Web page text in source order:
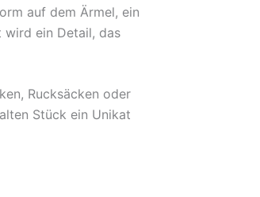
auf dem Ärmel, ein
wird ein Detail, das
Rucksäcken oder
Stück ein Unikat